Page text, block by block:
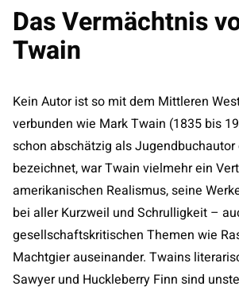
Das Vermächtnis
Twain
Kein Autor ist so mit dem Mittleren
verbunden wie Mark Twain (1835 bis
schon abschätzig als
bezeichnet, war Twain vielmehr ein
amerikanischen Realismus, seine
bei aller Kurzweil und Schrulligkeit –
gesellschaftskritischen Themen wie
Machtgier auseinander. Twains
Sawyer und Huckleberry Finn sind